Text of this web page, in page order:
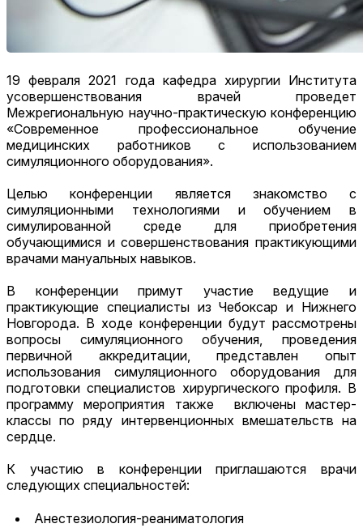
19 февраля 2021 года кафедра хирургии Института
усовершенствования врачей проведет
Межрегиональную научно-практическую конференцию
«Современное профессиональное обучение
медицинских работников с использованием
симуляционного оборудования».
Целью конференции является знакомство с
симуляционными технологиями и обучением в
симулированной среде для приобретения
обучающимися и совершенствования практикующими
врачами мануальных навыков.
В конференции примут участие ведущие и
практикующие специалисты из Чебоксар и Нижнего
Новгорода. В ходе конференции будут рассмотрены
вопросы симуляционного обучения, проведения
первичной аккредитации, представлен опыт
использования симуляционного оборудования для
подготовки специалистов хирургического профиля. В
программу мероприятия также включены мастер-
классы по ряду интервенционных вмешательств на
сердце.
К участию в конференции приглашаются врачи
следующих специальностей:
Анестезиология-реаниматология